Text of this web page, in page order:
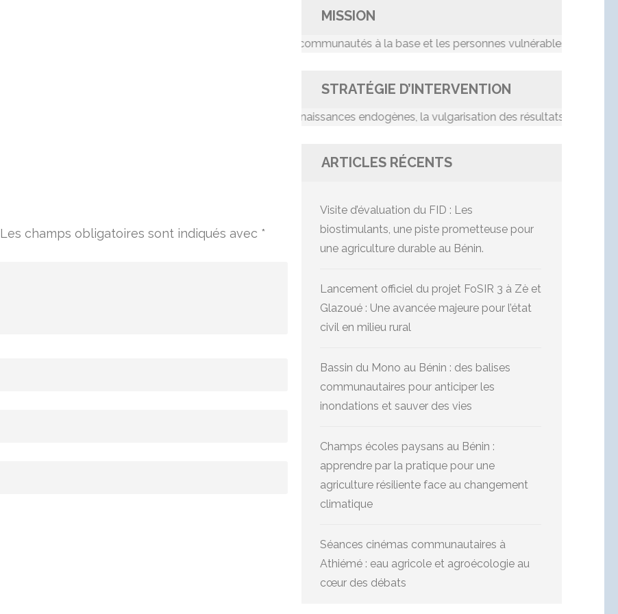
Les champs obligatoires sont indiqués avec *
MISSION
Accompagner les communautés à la base et les personnes vulnérables dans le
STRATÉGIE D’INTERVENTION
La valorisation des connaissances endogènes, la vulgarisation des résultats de
ARTICLES RÉCENTS
Visite d’évaluation du FID : Les
biostimulants, une piste prometteuse pour
une agriculture durable au Bénin.
Lancement officiel du projet FoSIR 3 à Zè et
Glazoué : Une avancée majeure pour l’état
civil en milieu rural
Bassin du Mono au Bénin : des balises
communautaires pour anticiper les
inondations et sauver des vies
Champs écoles paysans au Bénin :
apprendre par la pratique pour une
agriculture résiliente face au changement
climatique
Séances cinémas communautaires à
Athiémé : eau agricole et agroécologie au
cœur des débats